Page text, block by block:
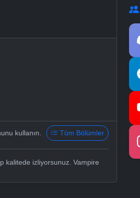
kullanın. Tüm Bölümler
kalitede izliyorsunuz. Vampire